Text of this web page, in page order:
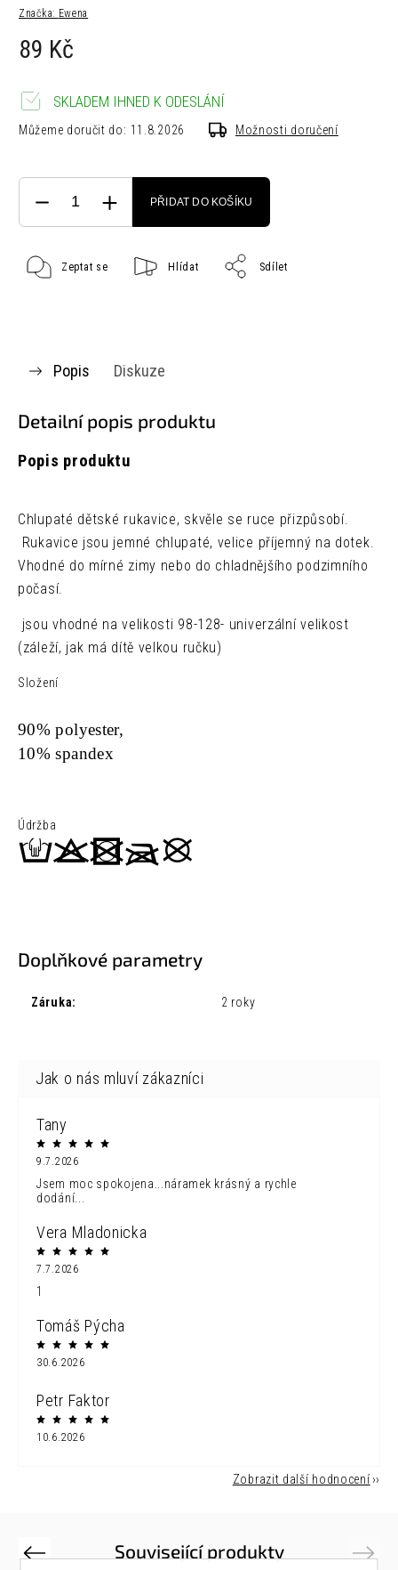
Značka: Ewena
89 Kč
SKLADEM IHNED K ODESLÁNÍ
Můžeme doručit do: 11.8.2026 Možnosti doručení
PŘIDAT DO KOŠÍKU
Zeptat se Hlídat Sdílet
Popis Diskuze
Detailní popis produktu
Popis produktu
Chlupaté dětské rukavice, skvěle se ruce přizpůsobí.
Rukavice jsou jemné chlupaté, velice příjemný na dotek.
Vhodné do mírné zimy nebo do chladnějšího podzimního
počasí.
jsou vhodné na velikosti 98-128- univerzální velikost
(záleží, jak má dítě velkou ručku)
Složení
90% polyester,
10% spandex
Údržba
Doplňkové parametry
Záruka: 2 roky
Tany
9.7.2026
Jsem moc spokojena...náramek krásný a rychle
dodání...
Vera Mladonicka
7.7.2026
1
Tomáš Pýcha
30.6.2026
Petr Faktor
10.6.2026
Zobrazit další hodnocení
Související produkty
Previous Next